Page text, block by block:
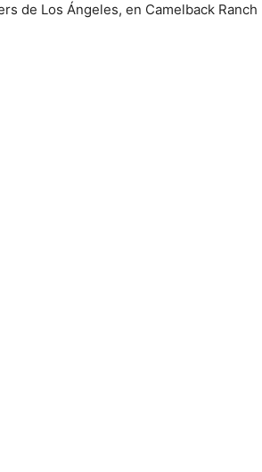
de Los Ángeles, en Camelback Ranch